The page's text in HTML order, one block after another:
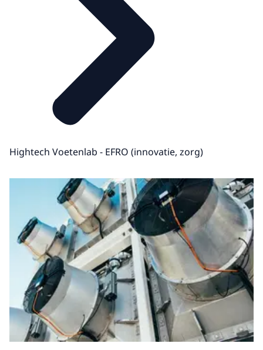
Hightech Voetenlab - EFRO (innovatie, zorg)